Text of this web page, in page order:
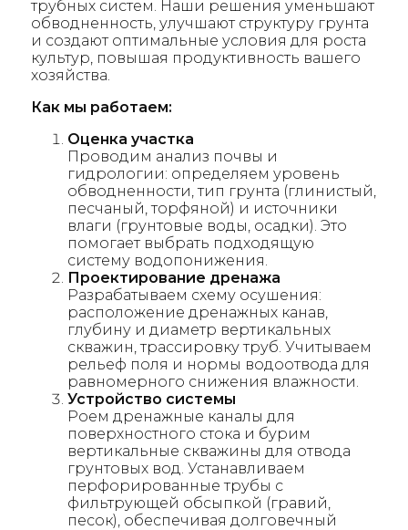
трубных систем. Наши решения уменьшают
обводненность, улучшают структуру грунта
и создают оптимальные условия для роста
культур, повышая продуктивность вашего
хозяйства.
Как мы работаем:
Оценка участка
Проводим анализ почвы и
гидрологии: определяем уровень
обводненности, тип грунта (глинистый,
песчаный, торфяной) и источники
влаги (грунтовые воды, осадки). Это
помогает выбрать подходящую
систему водопонижения.
Проектирование дренажа
Разрабатываем схему осушения:
расположение дренажных канав,
глубину и диаметр вертикальных
скважин, трассировку труб. Учитываем
рельеф поля и нормы водоотвода для
равномерного снижения влажности.
Устройство системы
Роем дренажные каналы для
поверхностного стока и бурим
вертикальные скважины для отвода
грунтовых вод. Устанавливаем
перфорированные трубы с
фильтрующей обсыпкой (гравий,
песок), обеспечивая долговечный